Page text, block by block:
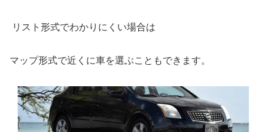
リスト形式でわかりにくい場合は
マップ形式で近くに車を選ぶこともできます。